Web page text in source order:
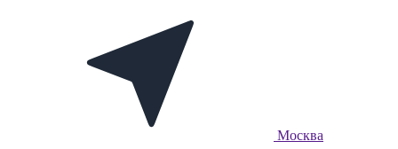
Москва